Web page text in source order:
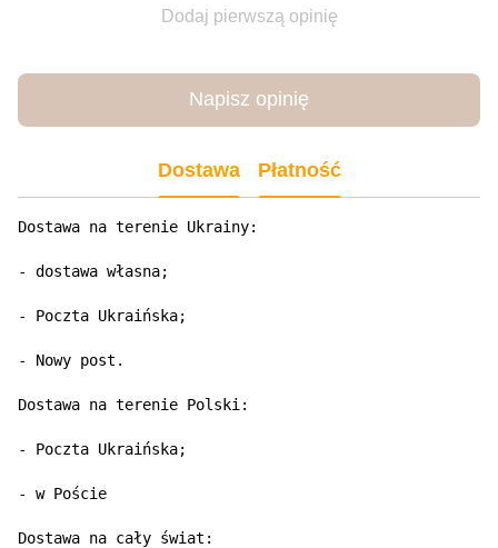
Dodaj pierwszą opinię
Napisz opinię
Dostawa Płatność
Dostawa na terenie Ukrainy:
- dostawa własna;
- Poczta Ukraińska;
- Nowy post.
Dostawa na terenie Polski:
- Poczta Ukraińska;
- w Poście
Dostawa na cały świat: